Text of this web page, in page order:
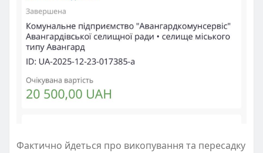
Фактично йдеться про викопування та пересадку